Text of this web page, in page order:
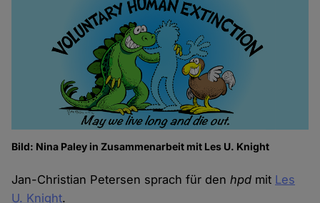
Bild: Nina Paley in Zusammenarbeit mit Les U. Knight
Jan-Christian Petersen sprach für denhpd mit Les
U. Knight.